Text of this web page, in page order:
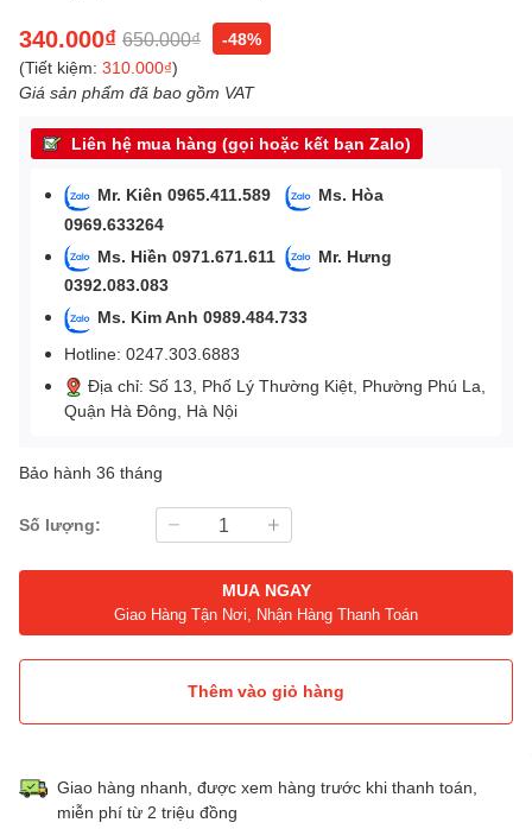
340.000₫ 650.000₫
-48%
(Tiết kiệm: 310.000₫)
Giá sản phẩm đã bao gồm VAT
Liên hệ mua hàng (gọi hoặc kết bạn Zalo)
Mr. Kiên 0965.411.589
Ms. Hòa
0969.633264
Ms. Hiền 0971.671.611
Mr. Hưng
0392.083.083
Ms. Kim Anh 0989.484.733
Hotline: 0247.303.6883
Địa chỉ: Số 13, Phố Lý Thường Kiệt, Phường Phú La,
Quận Hà Đông, Hà Nội
Bảo hành 36 tháng
Số lượng:
MUA NGAY
Giao Hàng Tận Nơi, Nhận Hàng Thanh Toán
Thêm vào giỏ hàng
Giao hàng nhanh, được xem hàng trước khi thanh toán,
miễn phí từ 2 triệu đồng